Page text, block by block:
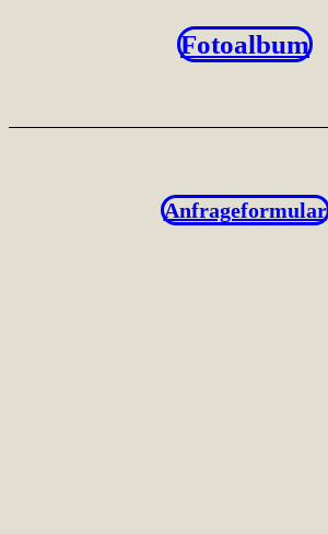
Fotoalbum
Anfrageformular